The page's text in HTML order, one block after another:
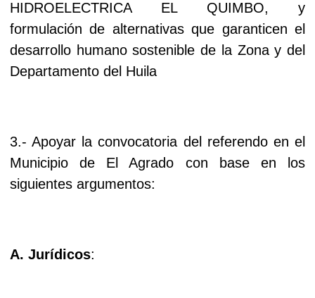
HIDROELECTRICA EL QUIMBO, y
formulación de alternativas que garanticen el
desarrollo humano sostenible de la Zona y del
Departamento del Huila
3.- Apoyar la convocatoria del referendo en el
Municipio de El Agrado con base en los
siguientes argumentos:
A. Jurídicos: